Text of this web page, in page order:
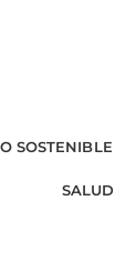
SOSTENIBLE
SALUD